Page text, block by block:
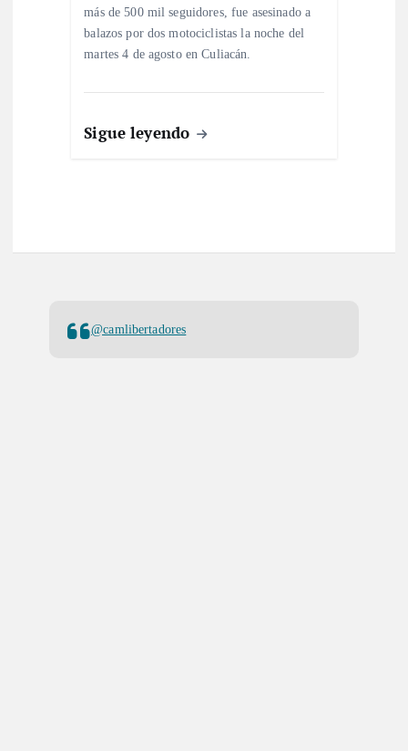
más de 500 mil seguidores, fue asesinado a
balazos por dos motociclistas la noche del
martes 4 de agosto en Culiacán.
Sigue leyendo
@camlibertadores